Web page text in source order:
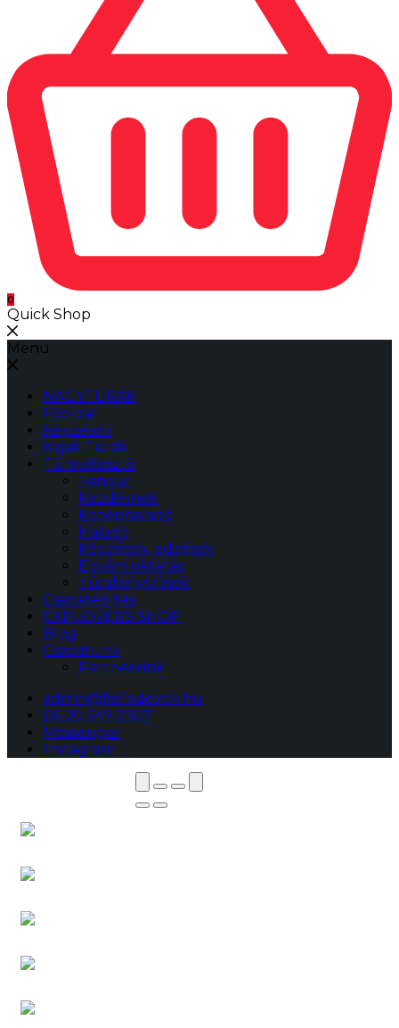
0
Quick Shop
Menu
NAGYTÚRÁK
Főoldal
Képzések
Kajak Túrák
Túraválasztó
Tenger
Kezdésnek
Középhaladó
Haladó
Képzések, edzések
Egyéni oktatás
Túrahelyszínek
Csapatépítés
EXPLORERS SHOP
Blog
Csapatunk
Partnereink
admin@felfedezok.hu
06 20 549 2307
Messenger
Instagram